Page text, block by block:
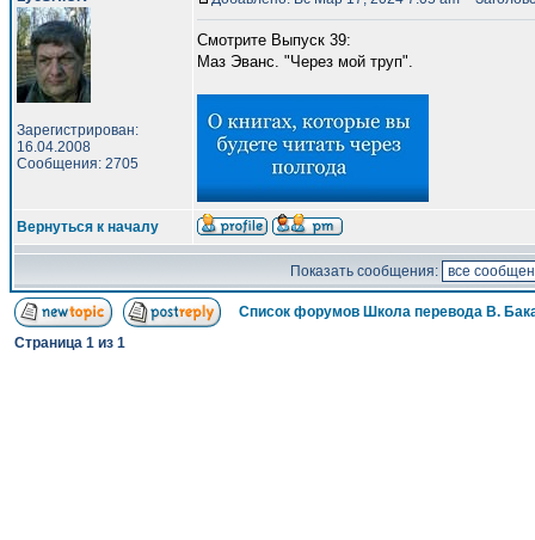
Зарегистрирован:
16.04.2008
Сообщения: 2705
Смотрите Выпуск 39:
Маз Эванс. "Через мой труп".
Вернуться к началу
Показать сообщения:
Список форумов Школа перевода В.
Страница 1 из 1